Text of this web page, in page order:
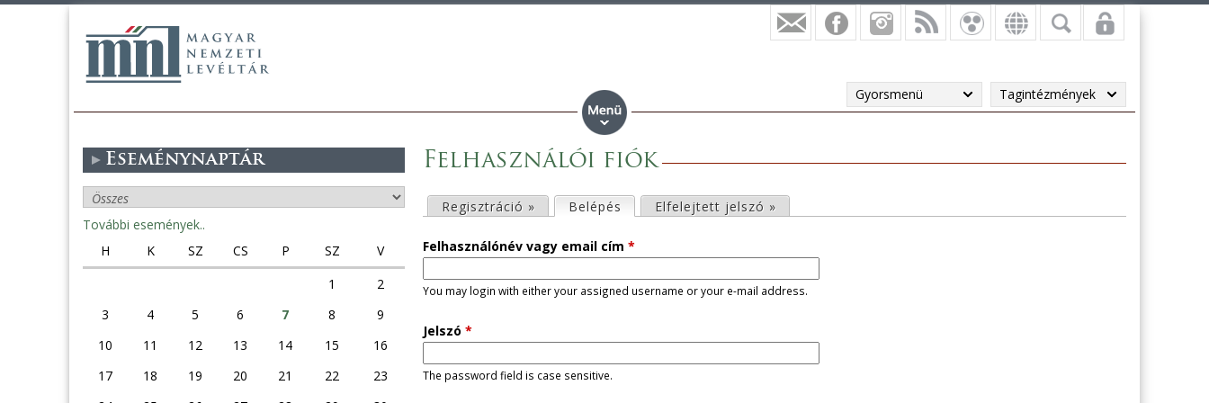
Gyorsmenü Tagintézmények
Felhasználói fiók
l
s
ő
d
Regisztráció » Belépés (aktív fül)Elfelejtett jelszó »
Felhasználónév vagy email cím *
You may login with either your assigned username or your e-mail address.
Jelszó *
The password field is case sensitive.
Eseménynaptár
További események..
H
K SZ CS P SZ
V
1
2
3
4 5 6 7 8
9
10
11 12 13 14 15
16
17
18 19 20 21 22
23